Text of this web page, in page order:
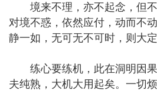
境来不理，亦不起念，但不
对境不惑，依然应付，动而不
静一如，无可无不可时，则大定
练心要练机，此在洞明因果
夫纯熟，大机大用起矣。一切